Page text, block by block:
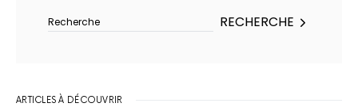
RECHERCHE
ARTICLES À DÉCOUVRIR